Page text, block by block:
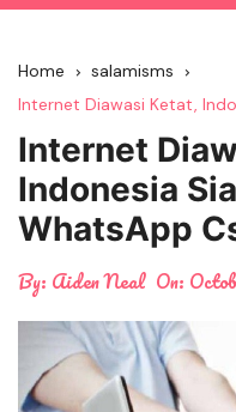
Home
salamisms
Internet Diawasi Ketat,
Internet
Indonesia
WhatsApp
By: Aiden Neal On: